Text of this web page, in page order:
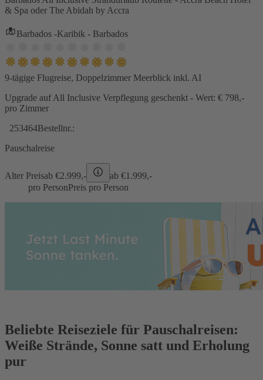
& Spa oder The Abidah by Accra
Barbados -Karibik - Barbados
9-tägige Flugreise, Doppelzimmer Meerblick inkl. AI
Upgrade auf All Inclusive Verpflegung geschenkt - Wert: € 798,-
pro Zimmer
253464Bestellnr.:
Pauschalreise
Alter Preisab €2.999,- ab €1.999,-
pro PersonPreis pro Person
Beliebte Reiseziele für Pauschalreisen:
Weiße Strände, Sonne satt und Erholung
pur